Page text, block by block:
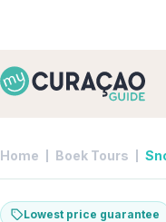
Home Boek Tours
Lowest price guarantee